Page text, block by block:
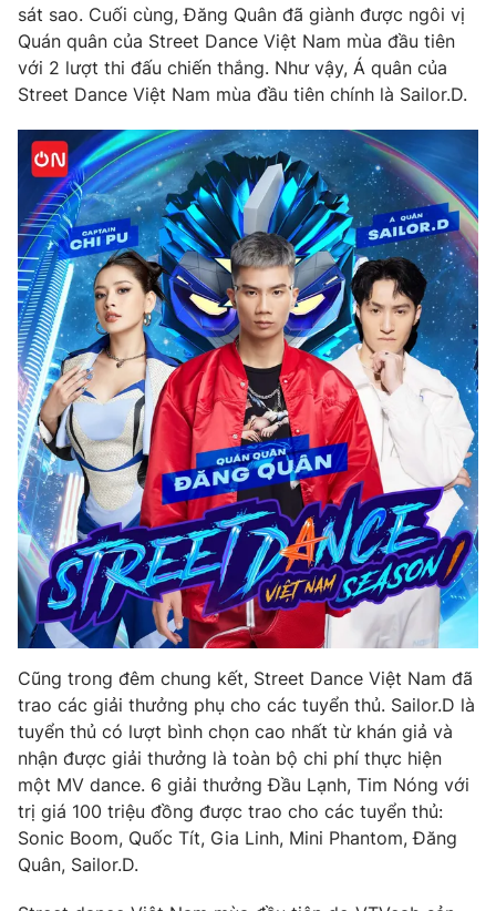
Video Shorts video
VTV Money VTV Thể thao
VTV Sức khoẻ Bất động sản
Thị trường 24h Tấm lòng Việt
VTV4 Vươn mình bằng AI
VTV9 VTV8
Liên hệ tòa soạn English
THỜI BÁO VTV
Theo dõi báo trên
Cơ quan chủ quản:
Đài Truyền hình Việt Nam
Cơ quan báo chí:
Thời báo VTV
Giấy phép hoạt động báo in và báo điện tử số 483/GP-BTTTT
cấp ngày 29/12/2023
Tổng Biên tập:Vũ Thanh Thủy
Phó Tổng Biên tập:Nguyễn Thị Mỹ Hạnh, Phạm Quốc Thắng,
Nguyễn Trọng Ninh
sát sao. Cuối cùng, Đăng Quân đã giành được ngôi vị
Quán quân của Street Dance Việt Nam mùa đầu tiên
với 2 lượt thi đấu chiến thắng. Như vậy, Á quân của
Street Dance Việt Nam mùa đầu tiên chính là Sailor.D.
Cũng trong đêm chung kết, Street Dance Việt Nam đã
trao các giải thưởng phụ cho các tuyển thủ. Sailor.D là
tuyển thủ có lượt bình chọn cao nhất từ khán giả và
nhận được giải thưởng là toàn bộ chi phí thực hiện
một MV dance. 6 giải thưởng Đầu Lạnh, Tim Nóng với
trị giá 100 triệu đồng được trao cho các tuyển thủ:
Sonic Boom, Quốc Tít, Gia Linh, Mini Phantom, Đăng
Quân, Sailor.D.